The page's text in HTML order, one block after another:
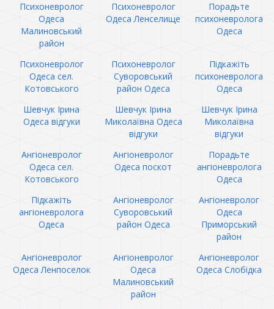
Психоневролог
Одеса
Малиновський
район
Психоневролог
Одеса Ленселище
Порадьте
психоневролога
Одеса
Психоневролог
Одеса сел.
Котовського
Психоневролог
Суворовський
район Одеса
Підкажіть
психоневролога
Одеса
Шевчук Ірина
Одеса відгуки
Шевчук Ірина
Миколаївна Одеса
відгуки
Шевчук Ірина
Миколаївна
відгуки
Ангіоневролог
Одеса сел.
Котовського
Ангіоневролог
Одеса поскот
Порадьте
ангіоневролога
Одеса
Підкажіть
ангіоневролога
Одеса
Ангіоневролог
Суворовський
район Одеса
Ангіоневролог
Одеса
Приморський
район
Ангіоневролог
Одеса Ленпоселок
Ангіоневролог
Одеса
Малиновський
район
Ангіоневролог
Одеса Слобідка